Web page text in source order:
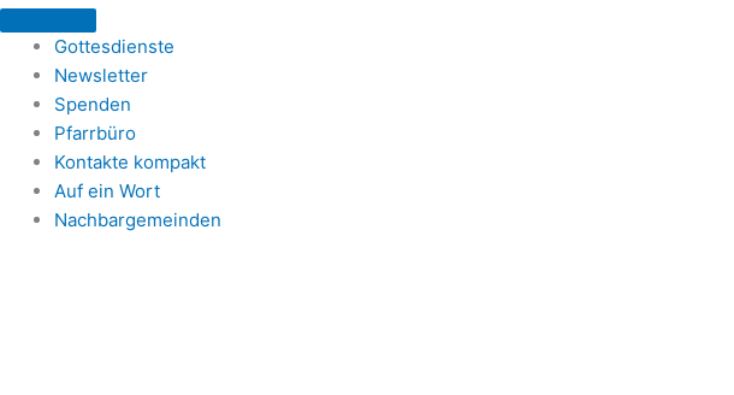
Zum
Inhalt
springen
Gottesdienste
Newsletter
Spenden
Pfarrbüro
Kontakte kompakt
Auf ein Wort
Nachbargemeinden